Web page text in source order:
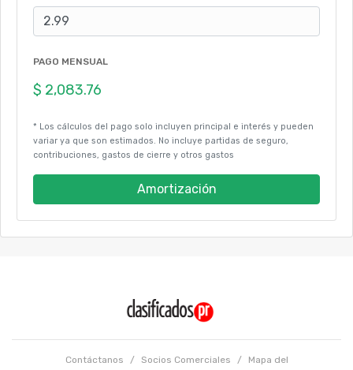
PAGO MENSUAL
* Los cálculos del pago solo incluyen principal e interés y pueden
variar ya que son estimados. No incluye partidas de seguro,
contribuciones, gastos de cierre y otros gastos
Amortización
Contáctanos / Socios Comerciales /
Mapa del